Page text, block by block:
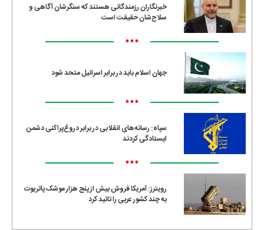
خبرنگاران رزمندگانی هستند که سنگرشان آگاهی و
سلاح‌شان حقیقت است
•••
جهان اسلام باید در برابر اسرائیل متحد شود
•••
سپاه: رسانه‌های انقلابی در برابر دروغ‌پراکنی دشمن
ایستادگی کردند
•••
رویترز: آمریکا فروش بیش از پنج هزار موشک پاتریوت
به چند کشور عربی را تائید کرد